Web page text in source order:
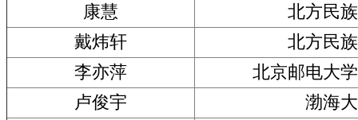
康慧
北方民
戴炜轩
北方民
李亦萍
北京邮电大
卢俊宇
渤海